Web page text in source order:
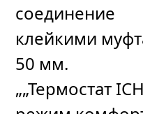
соединение
клейкими
50 мм.
„„Термостат